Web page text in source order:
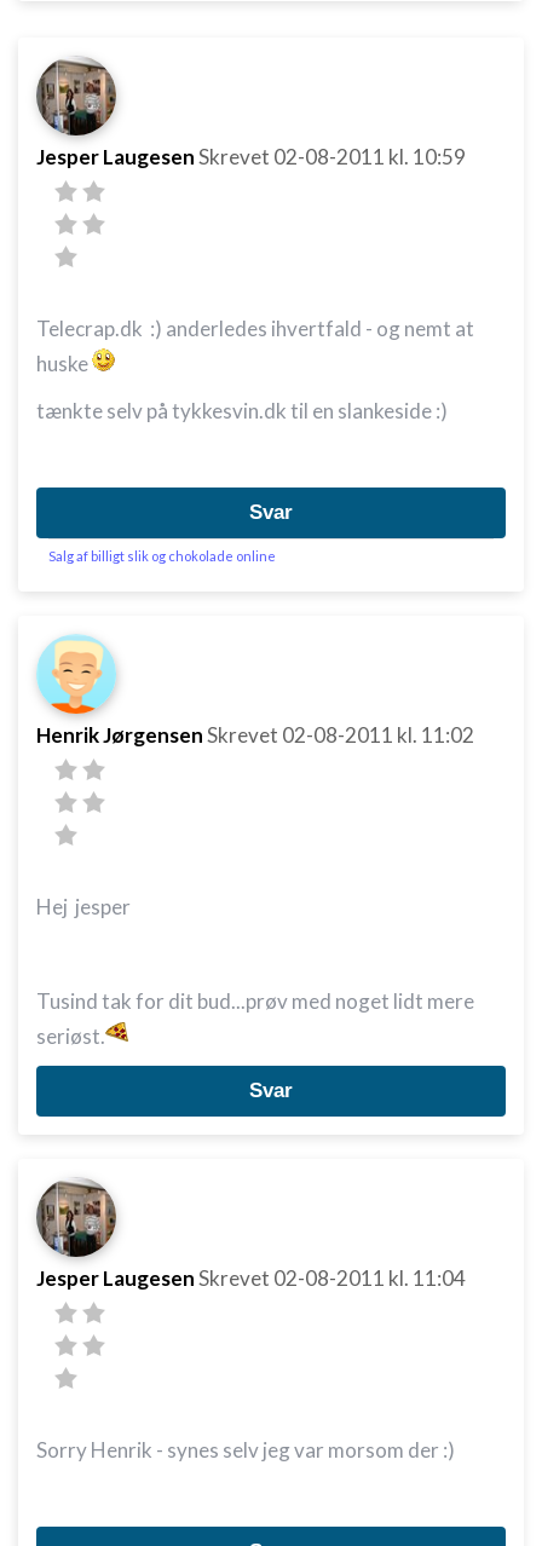
Jesper LaugesenSkrevet 02-08-2011 kl. 10:59
Telecrap.dk :) anderledes ihvertfald - og nemt at
huske
tænkte selv på tykkesvin.dk til en slankeside :)
Svar
Salg af billigt slik og chokolade online
Henrik JørgensenSkrevet 02-08-2011 kl. 11:02
Hej jesper
Tusind tak for dit bud...prøv med noget lidt mere
seriøst.
Svar
Jesper LaugesenSkrevet 02-08-2011 kl. 11:04
Sorry Henrik - synes selv jeg var morsom der :)